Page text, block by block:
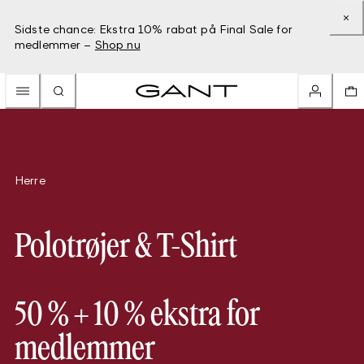
Sidste chance: Ekstra 10% rabat på Final Sale for
medlemmer – Shop nu
Herre
Polotrøjer & T-Shirt
50 % + 10 % ekstra for
medlemmer